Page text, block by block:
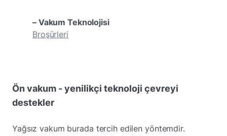
– Vakum Teknolojisi
Broşürleri
Ön vakum - yenilikçi teknoloji çevreyi
destekler
Yağsız vakum burada tercih edilen yöntemdir.